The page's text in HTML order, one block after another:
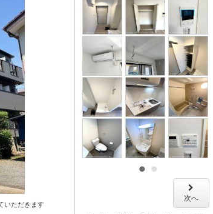
いただきます
次へ